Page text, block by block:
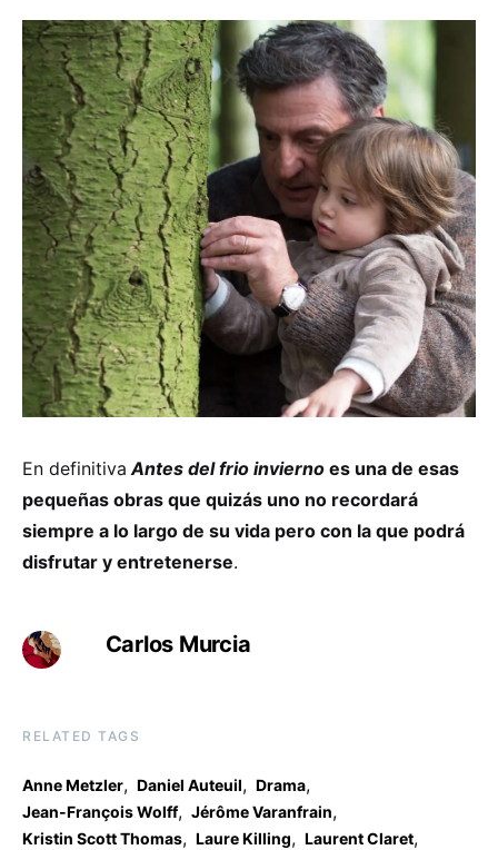
En definitiva Antes del frio invierno es una de esas
pequeñas obras que quizás uno no recordará
siempre a lo largo de su vida pero con la que podrá
disfrutar y entretenerse.
Carlos Murcia
RELATED TAGS
Anne Metzler, Daniel Auteuil, Drama,
Jean-François Wolff, Jérôme Varanfrain,
Kristin Scott Thomas, Laure Killing, Laurent Claret,